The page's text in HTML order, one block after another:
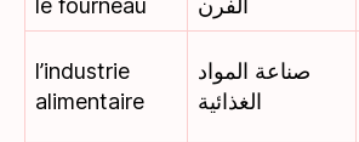
le fourneau
الفرن
l’industrie
alimentaire
صناعة المواد
الغذائية